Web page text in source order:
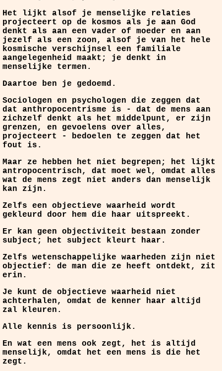
Het lijkt alsof je menselijke relaties
projecteert op de kosmos als je aan God
denkt als aan een vader of moeder en aan
jezelf als een zoon, alsof je van het hele
kosmische verschijnsel een familiale
aangelegenheid maakt; je denkt in
menselijke termen.
Daartoe ben je gedoemd.
Sociologen en psychologen die zeggen dat
dat anthropocentrisme is - dat de mens aan
zichzelf denkt als het middelpunt, er zijn
grenzen, en gevoelens over alles,
projecteert - bedoelen te zeggen dat het
fout is.
Maar ze hebben het niet begrepen; het lijkt
antropocentrisch, dat moet wel, omdat alles
wat de mens zegt niet anders dan menselijk
kan zijn.
Zelfs een objectieve waarheid wordt
gekleurd door hem die haar uitspreekt.
Er kan geen objectiviteit bestaan zonder
subject; het subject kleurt haar.
Zelfs wetenschappelijke waarheden zijn niet
objectief: de man die ze heeft ontdekt, zit
erin.
Je kunt de objectieve waarheid niet
achterhalen, omdat de kenner haar altijd
zal kleuren.
Alle kennis is persoonlijk.
En wat een mens ook zegt, het is altijd
menselijk, omdat het een mens is die het
zegt.